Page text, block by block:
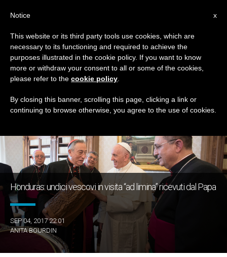
GIORNO
Settembre 4th, 2017
ULTIME NOTIZIE
Honduras: undici vescovi in visita “ad limina” ricevuti dal Papa
SEP 04, 2017 22:01
ANITA BOURDIN
x
Notice
This website or its third party tools use cookies, which are
necessary to its functioning and required to achieve the
purposes illustrated in the cookie policy. If you want to know
more or withdraw your consent to all or some of the cookies,
please refer to the cookie policy
By closing this banner, scrolling this page, clicking a link or
continuing to browse otherwise, you agree to the use of cookies.